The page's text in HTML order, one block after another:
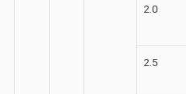
2.0
2.5